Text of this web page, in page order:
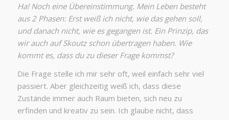
Ha! Noch eine Übereinstimmung. Mein Leben besteht
aus 2 Phasen: Erst weiß ich nicht, wie das gehen soll,
und danach nicht, wie es gegangen ist. Ein Prinzip, das
wir auch auf Skoutz schon übertragen haben. Wie
kommt es, dass du zu dieser Frage kommst?
Die Frage stelle ich mir sehr oft, weil einfach sehr viel
passiert. Aber gleichzeitig weiß ich, dass diese
Zustände immer auch Raum bieten, sich neu zu
erfinden und kreativ zu sein. Ich glaube nicht, dass